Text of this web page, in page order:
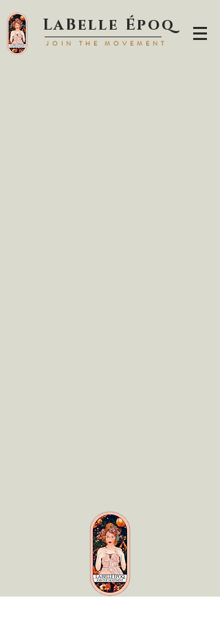
LaBelle Époq
JOIN TH E MOVEMENT